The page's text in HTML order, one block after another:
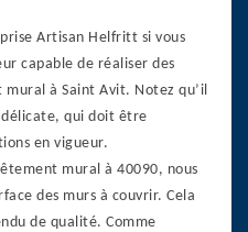
Artisan Helfritt si vous
capable de réaliser des
à Saint Avit. Notez qu’il
délicate, qui doit être
en vigueur.
mural à 40090, nous
des murs à couvrir. Cela
de qualité. Comme